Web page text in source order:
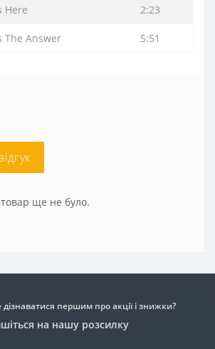
Here 2:23
The Answer 5:51
товар ще не було.
дізнаватися першим про акції і знижки?
на нашу розсилку